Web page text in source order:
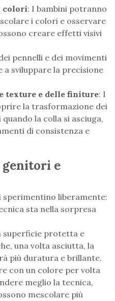
colori: I bambini potranno
i colori e osservare
creare effetti visivi
dei pennelli e dei movimenti
sviluppare la precisione
texture e delle finiture: I
la trasformazione dei
la colla si asciuga,
di consistenza e
e
sperimentino liberamente:
sta nella sorpresa
superficie protetta e
una volta asciutta, la
più duratura e brillante.
con un colore per volta
meglio la tecnica,
mescolare più